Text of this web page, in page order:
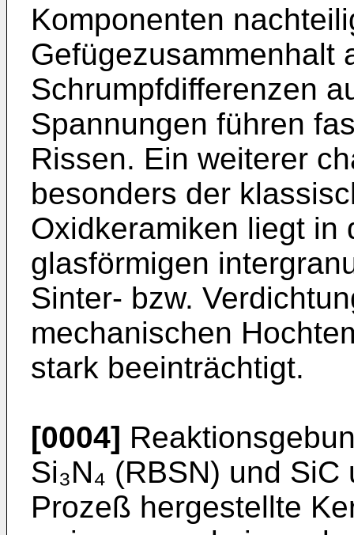
Komponenten
Gefügezusammenhalt
Schrumpfdifferenzen
Spannungen führen
Rissen. Ein weiterer
besonders der
Oxidkeramiken liegt in
glasförmigen
Sinter- bzw.
mechanischen
stark beeinträchtigt.
[0004]
Si₃N₄ (RBSN) und
Prozeß hergestellte